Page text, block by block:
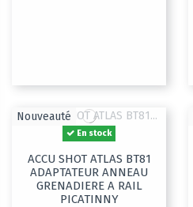
Nouveauté
En stock
ACCU SHOT ATLAS BT81
ADAPTATEUR ANNEAU
GRENADIERE A RAIL
PICATINNY